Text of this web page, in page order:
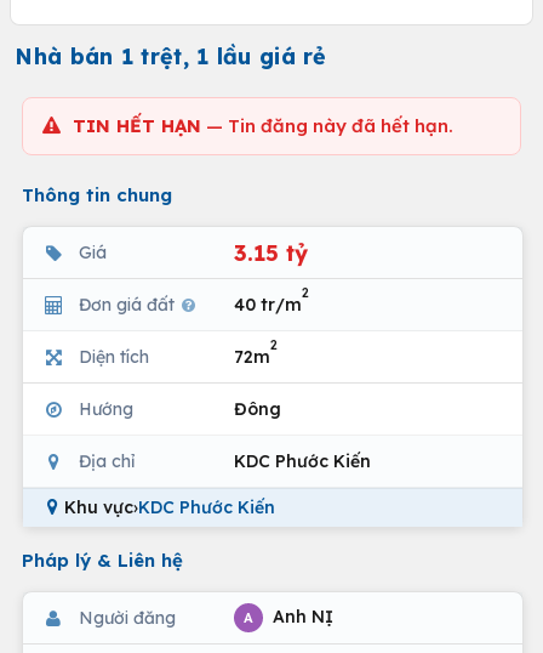
Nhà bán 1 trệt, 1 lầu giá rẻ
TIN HẾT HẠN — Tin đăng này đã hết hạn.
Thông tin chung
Giá 3.15 tỷ
Đơn giá đất 40 tr/m
2
Diện tích 72m
2
Hướng Đông
Địa chỉ KDC Phước Kiến
Khu vực›KDC Phước Kiến
Pháp lý & Liên hệ
Người đăng A Anh NỊ